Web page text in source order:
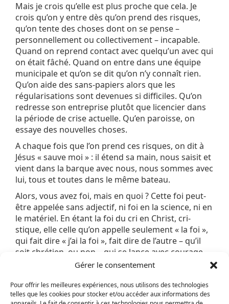
Gérer le consentement
Pour offrir les meilleures expériences, nous utilisons des technologies
telles que les cookies pour stocker et/ou accéder aux informations des
Mais je crois qu’elle est plus proche que cela. Je
crois qu’on y entre dès qu’on prend des risques,
qu’on tente des choses dont on se pense –
personnellement ou collectivement – incapable.
Quand on reprend contact avec quelqu’un avec qui
on était fâché. Quand on entre dans une équipe
municipale et qu’on se dit qu’on n’y connaît rien.
Qu’on aide des sans-papiers alors que les
régularisations sont devenues si difficiles. Qu’on
redresse son entreprise plutôt que licencier dans
la période de crise actuelle. Qu’en paroisse, on
essaye des nouvelles choses.
A chaque fois que l’on prend ces risques, on dit à
Jésus « sauve moi » : il étend sa main, nous saisit et
vient dans la barque avec nous, nous sommes avec
lui, tous et toutes dans le même bateau.
Alors, vous avez foi, mais en quoi ? Cette foi peut-
être appelée sans adjectif, ni foi en la science, ni en
le matériel. En étant la foi du cri en Christ, cri-
stique, elle celle qu’on appelle seulement « la foi »,
qui fait dire « j’ai la foi », fait dire de l’autre – qu’il
soit chrétien, ou non – qui se lance avec courage
dans des projets difficile : « il a la foi ».
Stéphane Lavignotte, équipier – pasteur et
coordinateur de la Fraternité de la Mission